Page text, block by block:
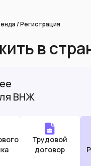
/ Регистрация
в
ВНЖ
Трудовой
договор